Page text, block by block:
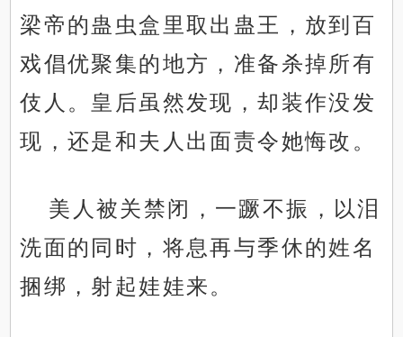
梁帝的蛊虫盒里取出蛊王，放到百
戏倡优聚集的地方，准备杀掉所有
伎人。皇后虽然发现，却装作没发
现，还是和夫人出面责令她悔改。
美人被关禁闭，一蹶不振，以泪
洗面的同时，将息再与季休的姓名
捆绑，射起娃娃来。